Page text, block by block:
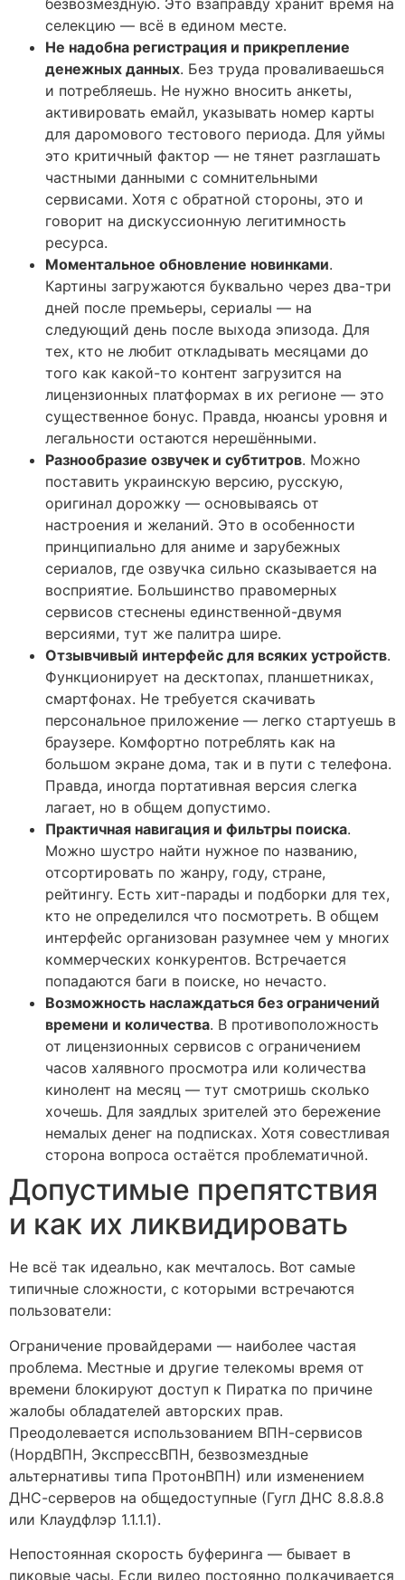
безвозмездную. Это взаправду хранит время на
селекцию — всё в едином месте.
Не надобна регистрация и прикрепление
денежных данных. Без труда проваливаешься
и потребляешь. Не нужно вносить анкеты,
активировать емайл, указывать номер карты
для даромового тестового периода. Для уймы
это критичный фактор — не тянет разглашать
частными данными с сомнительными
сервисами. Хотя с обратной стороны, это и
говорит на дискуссионную легитимность
ресурса.
Моментальное обновление новинками.
Картины загружаются буквально через два-три
дней после премьеры, сериалы — на
следующий день после выхода эпизода. Для
тех, кто не любит откладывать месяцами до
того как какой-то контент загрузится на
лицензионных платформах в их регионе — это
существенное бонус. Правда, нюансы уровня и
легальности остаются нерешёнными.
Разнообразие озвучек и субтитров. Можно
поставить украинскую версию, русскую,
оригинал дорожку — основываясь от
настроения и желаний. Это в особенности
принципиально для аниме и зарубежных
сериалов, где озвучка сильно сказывается на
восприятие. Большинство правомерных
сервисов стеснены единственной-двумя
версиями, тут же палитра шире.
Отзывчивый интерфейс для всяких устройств.
Функционирует на десктопах, планшетниках,
смартфонах. Не требуется скачивать
персональное приложение — легко стартуешь в
браузере. Комфортно потреблять как на
большом экране дома, так и в пути с телефона.
Правда, иногда портативная версия слегка
лагает, но в общем допустимо.
Практичная навигация и фильтры поиска.
Можно шустро найти нужное по названию,
отсортировать по жанру, году, стране,
рейтингу. Есть хит-парады и подборки для тех,
кто не определился что посмотреть. В общем
интерфейс организован разумнее чем у многих
коммерческих конкурентов. Встречается
попадаются баги в поиске, но нечасто.
Возможность наслаждаться без ограничений
времени и количества. В противоположность
от лицензионных сервисов с ограничением
часов халявного просмотра или количества
кинолент на месяц — тут смотришь сколько
хочешь. Для заядлых зрителей это бережение
немалых денег на подписках. Хотя совестливая
сторона вопроса остаётся проблематичной.
Допустимые препятствия
и как их ликвидировать
Не всё так идеально, как мечталось. Вот самые
типичные сложности, с которыми встречаются
пользователи:
Ограничение провайдерами — наиболее частая
проблема. Местные и другие телекомы время от
времени блокируют доступ к Пиратка по причине
жалобы обладателей авторских прав.
Преодолевается использованием ВПН-сервисов
(НордВПН, ЭкспрессВПН, безвозмездные
альтернативы типа ПротонВПН) или изменением
ДНС-серверов на общедоступные (Гугл ДНС 8.8.8.8
или Клаудфлэр 1.1.1.1).
Непостоянная скорость буферинга — бывает в
пиковые часы. Если видео постоянно подкачивается